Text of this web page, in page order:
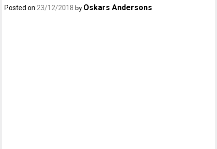
Posted on23/12/2018 by Oskars Andersons